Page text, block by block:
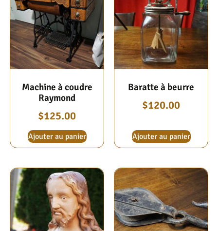
Machine à coudre
Raymond
$125.00
Ajouter au panier
Baratte à beurre
$120.00
Ajouter au panier